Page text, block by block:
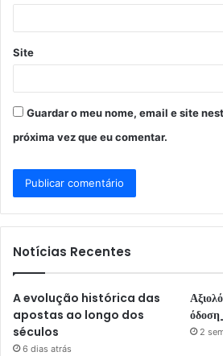
*
Site
Guardar o meu nome, email e site
próxima vez que eu comentar.
Notícias Recentes
A evolução histórica das
apostas ao longo dos
séculos
6 dias atrás
2